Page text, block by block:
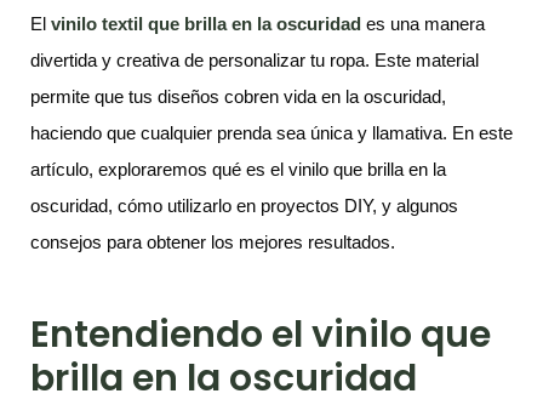
El vinilo textil que brilla en la oscuridad es una manera
divertida y creativa de personalizar tu ropa. Este material
permite que tus diseños cobren vida en la oscuridad,
haciendo que cualquier prenda sea única y llamativa. En este
artículo, exploraremos qué es el vinilo que brilla en la
oscuridad, cómo utilizarlo en proyectos DIY, y algunos
consejos para obtener los mejores resultados.
Entendiendo el vinilo que
brilla en la oscuridad